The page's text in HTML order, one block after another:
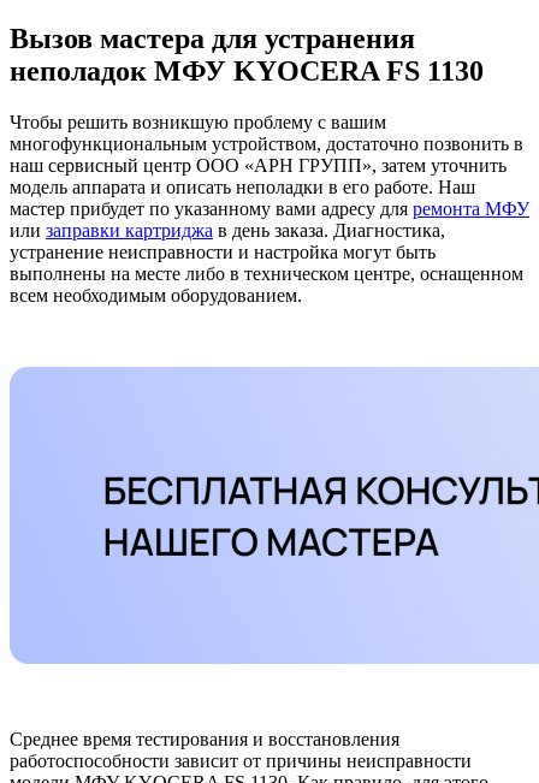
Вызов мастера для устранения
неполадок МФУ KYOCERA FS 1130
Чтобы решить возникшую проблему с вашим
многофункциональным устройством, достаточно позвонить в
наш сервисный центр ООО «АРН ГРУПП», затем уточнить
модель аппарата и описать неполадки в его работе. Наш
мастер прибудет по указанному вами адресу для ремонта МФУ
или заправки картриджа в день заказа. Диагностика,
устранение неисправности и настройка могут быть
выполнены на месте либо в техническом центре, оснащенном
всем необходимым оборудованием.
Среднее время тестирования и восстановления
работоспособности зависит от причины неисправности